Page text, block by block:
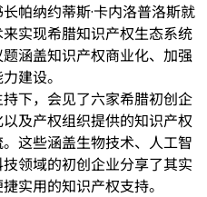
帕纳约蒂斯·卡内洛普洛斯就
实现希腊知识产权生态系统
涵盖知识产权商业化、加强
建设。
下，会见了六家希腊初创企
及产权组织提供的知识产权
这些涵盖生物技术、人工智
领域的初创企业分享了其实
实用的知识产权支持。